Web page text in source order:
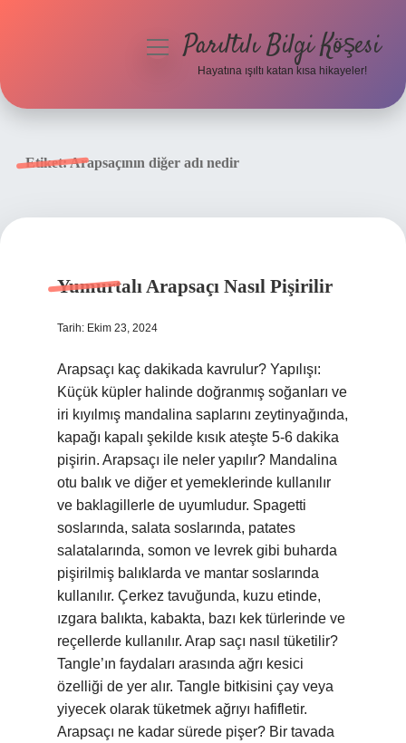
menüyüParıltılı Bilgi Köşesi
Hayatına ışıltı katan kısa hikayeler!
Etiket:Arapsaçının diğer adı nedir
Yumurtalı Arapsaçı Nasıl Pişirilir
Tarih: Ekim 23, 2024
Arapsaçı kaç dakikada kavrulur? Yapılışı:
Küçük küpler halinde doğranmış soğanları ve
iri kıyılmış mandalina saplarını zeytinyağında,
kapağı kapalı şekilde kısık ateşte 5-6 dakika
pişirin. Arapsaçı ile neler yapılır? Mandalina
otu balık ve diğer et yemeklerinde kullanılır
ve baklagillerle de uyumludur. Spagetti
soslarında, salata soslarında, patates
salatalarında, somon ve levrek gibi buharda
pişirilmiş balıklarda ve mantar soslarında
kullanılır. Çerkez tavuğunda, kuzu etinde,
ızgara balıkta, kabakta, bazı kek türlerinde ve
reçellerde kullanılır. Arap saçı nasıl tüketilir?
Tangle’ın faydaları arasında ağrı kesici
özelliği de yer alır. Tangle bitkisini çay veya
yiyecek olarak tüketmek ağrıyı hafifletir.
Arapsaçı ne kadar sürede pişer? Bir tavada